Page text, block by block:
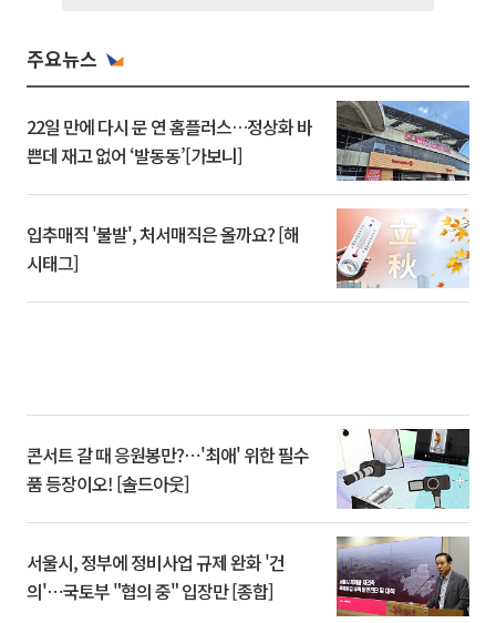
주요뉴스
22일 만에 다시 문 연 홈플러스…정상화 바
쁜데 재고 없어 ‘발동동’[가보니]
입추매직 '불발', 처서매직은 올까요? [해
시태그]
콘서트 갈 때 응원봉만?⋯'최애' 위한 필수
품 등장이오! [솔드아웃]
서울시, 정부에 정비사업 규제 완화 '건
의'⋯국토부 "협의 중" 입장만 [종합]